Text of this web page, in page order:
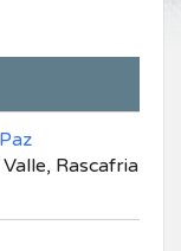
Rascafria